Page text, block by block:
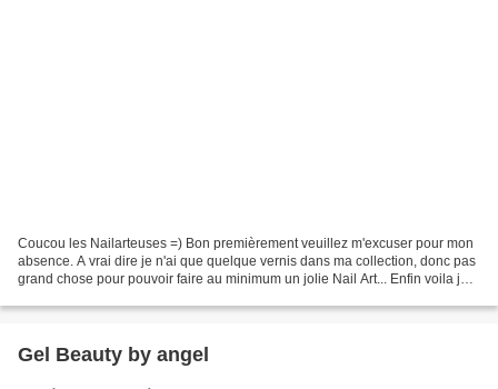
Coucou les Nailarteuses =) Bon premièrement veuillez m'excuser pour mon
absence. A vrai dire je n'ai que quelque vernis dans ma collection, donc pas
grand chose pour pouvoir faire au minimum un jolie Nail Art... Enfin voila je
Gel Beauty by angel